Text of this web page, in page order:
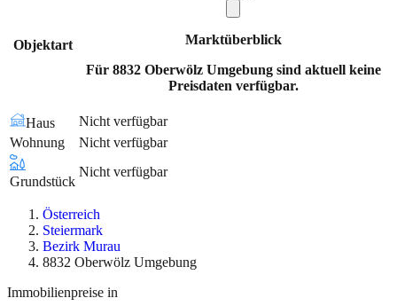
Objektart
Marktüberblick
Für 8832 Oberwölz Umgebung sind aktuell keine
Preisdaten verfügbar.
Haus
Nicht verfügbar
Wohnung
Nicht verfügbar
Grundstück
Nicht verfügbar
Österreich
Steiermark
Bezirk Murau
8832 Oberwölz Umgebung
Immobilienpreise in